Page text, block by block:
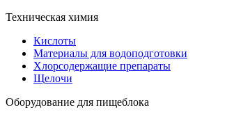
Техническая химия
Кислоты
Материалы для водоподготовки
Хлорсодержащие препараты
Щелочи
Оборудование для пищеблока